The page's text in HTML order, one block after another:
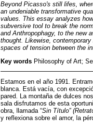
Beyond Picasso's still lifes,
an undeniable transformative
values. This essay analyzes
subversive tool to break the
and Anthropophagy, to the new
thought. Likewise,
spaces of tension between the
Key words Philosophy of Art;
Estamos en el año 1991.
blanca. Está vacía, con
pared. La montaña de dulces
sala disfrutamos de esta
obra, llamada “Sin Título”
y reflexiona sobre el amor, la